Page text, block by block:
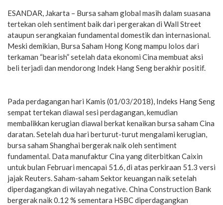
ESANDAR, Jakarta – Bursa saham global masih dalam suasana
tertekan oleh sentiment baik dari pergerakan di Wall Street
ataupun serangkaian fundamental domestik dan internasional.
Meski demikian, Bursa Saham Hong Kong mampu lolos dari
terkaman “bearish” setelah data ekonomi Cina membuat aksi
beli terjadi dan mendorong Indek Hang Seng berakhir positif.
Pada perdagangan hari Kamis (01/03/2018), Indeks Hang Seng
sempat tertekan diawal sesi perdagangan, kemudian
membalikkan kerugian diawal berkat kenaikan bursa saham Cina
daratan. Setelah dua hari berturut-turut mengalami kerugian,
bursa saham Shanghai bergerak naik oleh sentiment
fundamental. Data manufaktur Cina yang diterbitkan Caixin
untuk bulan Februari mencapai 51.6, di atas perkiraan 51.3 versi
jajak Reuters. Saham-saham Sektor keuangan naik setelah
diperdagangkan di wilayah negative. China Construction Bank
bergerak naik 0.12 % sementara HSBC diperdagangkan